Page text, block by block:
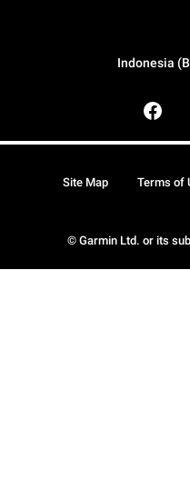
Indonesia
© Garmin Ltd. or its
Site Map Terms of